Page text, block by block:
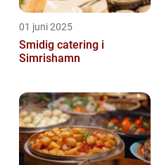
01 juni 2025
Smidig catering i
Simrishamn